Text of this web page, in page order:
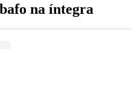
na íntegra